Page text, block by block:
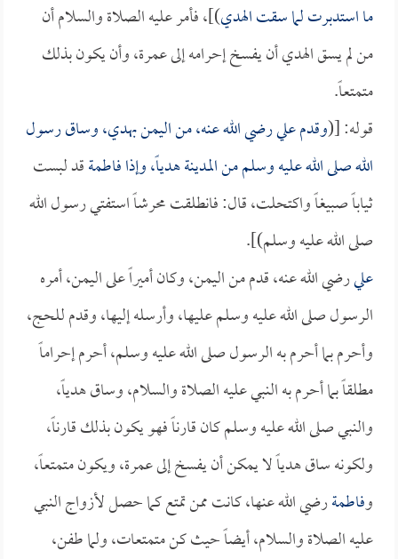
ما استدبرت لما سقت الهدي)]، فأمر عليه الصلاة والسلام أن
من لم يسق الهدي أن يفسخ إحرامه إلى عمرة، وأن يكون بذلك
متمتعاً.
قوله: [(وقدمعليرضي الله عنه، من اليمن بهدي، وساق رسول
الله صلى الله عليه وسلم من المدينة هدياً، وإذافاطمةقد لبست
ثياباً صبيغاً واكتحلت، قال: فانطلقت محرشاً استفتي رسول الله
صلى الله عليه وسلم)].
عليرضي الله عنه، قدم من اليمن، وكان أميراً على اليمن، أمره
الرسول صلى الله عليه وسلم عليها، وأرسله إليها، وقدم للحج،
وأحرم بما أحرم به الرسول صلى الله عليه وسلم، أحرم إحراماً
مطلقاً بما أحرم به النبي عليه الصلاة والسلام، وساق هدياً،
والنبي صلى الله عليه وسلم كان قارناً فهو يكون بذلك قارناً،
ولكونه ساق هدياً لا يمكن أن يفسخ إلى عمرة، ويكون متمتعاً،
وفاطمةرضي الله عنها، كانت ممن تمتع كما حصل لأزواج النبي
عليه الصلاة والسلام، أيضاً حيث كن متمتعات، ولما طفن،